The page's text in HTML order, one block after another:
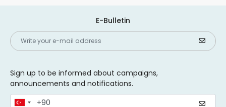
E-Bulletin
Sign up to be informed about campaigns,
announcements and notifications.